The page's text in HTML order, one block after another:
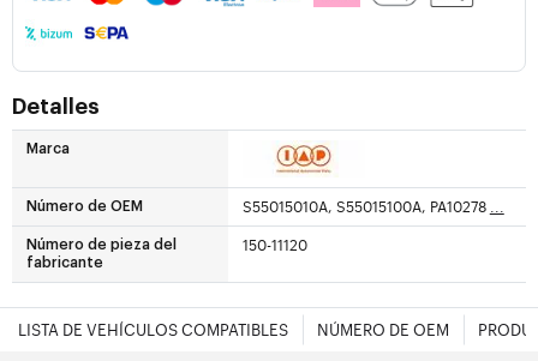
Detalles
Marca
Número de OEM S55015010A, S55015100A, PA10278 ...
Número de pieza del
fabricante
150-11120
LISTA DE VEHÍCULOS COMPATIBLES NÚMERO DE OEM